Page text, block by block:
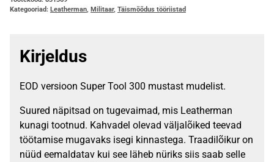
Kategooriad: Leatherman, Militaar, Täismõõdus tööriistad
Kirjeldus
EOD versioon Super Tool 300 mustast mudelist.
Suured näpitsad on tugevaimad, mis Leatherman
kunagi tootnud. Kahvadel olevad väljalõiked teevad
töötamise mugavaks isegi kinnastega. Traadilõikur on
nüüd eemaldatav kui see läheb nüriks siis saab selle